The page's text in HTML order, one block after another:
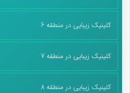
کلینیک زیبایی در منطقه 6
کلینیک زیبایی در منطقه 7
کلینیک زیبایی در منطقه 8